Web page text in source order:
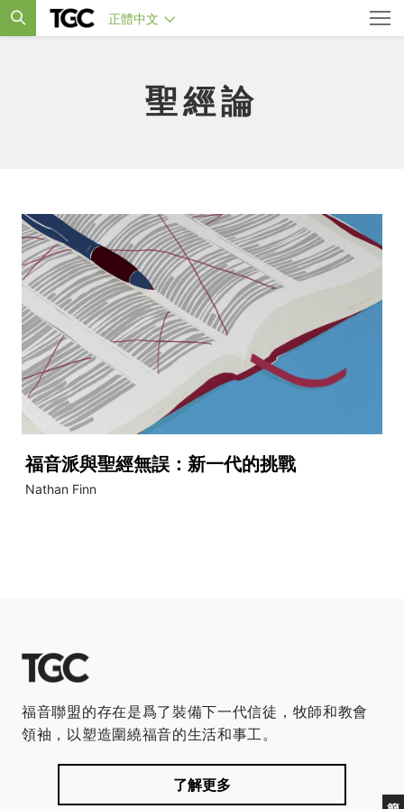
正體中文
聖經論
福音派與聖經無誤：新一代的挑戰
Nathan Finn
福音聯盟的存在是爲了裝備下一代信徒，牧師和教會
領袖，以塑造圍繞福音的生活和事工。
了解更多